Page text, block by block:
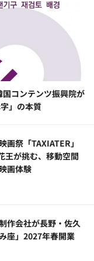
国コンテンツ振興院が
」の本質
画祭「TAXIATER」
王が挑む、移動空間
画体験
作会社が長野・佐久
座」2027年春開業